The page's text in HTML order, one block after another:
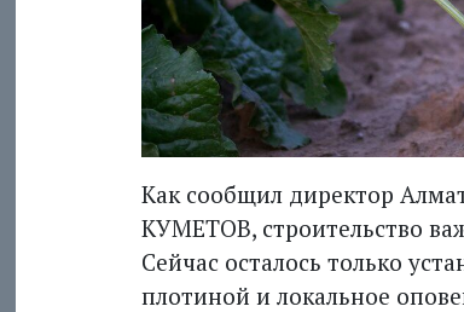
Как сообщил директор
КУМЕТОВ, строительство
Сейчас осталось только
плотиной и локаль­ное